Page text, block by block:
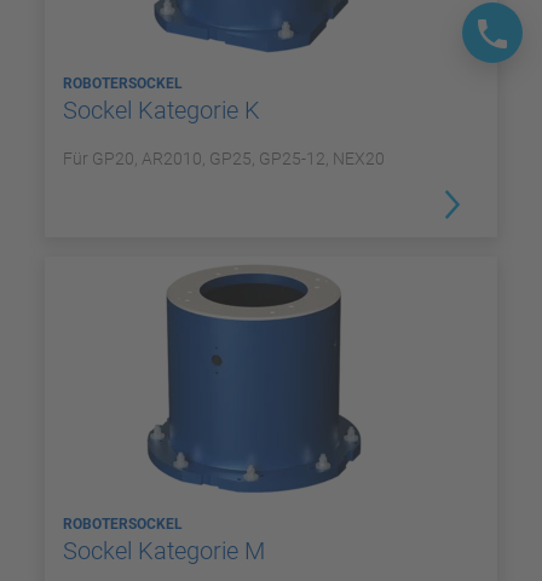
ROBOTERSOCKEL
Sockel Kategorie K
Für GP20, AR2010, GP25, GP25-12, NEX20
ROBOTERSOCKEL
Sockel Kategorie M